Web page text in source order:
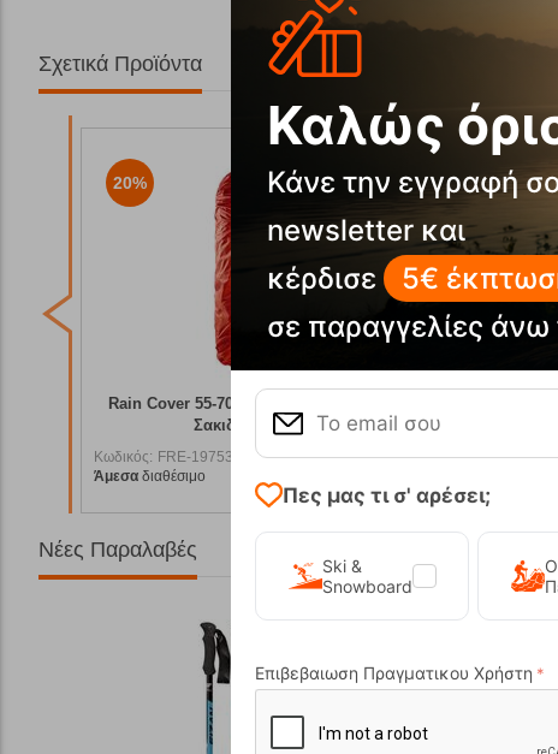
Σχετικά Προϊόντα
20%
Rain Cover 55-70L Red Orange Κάλυμμα
Σακιδίου Tatonka
Κωδικός: FRE-19753
Άμεσα διαθέσιμο
21,00 €
20%
Κωδικός:
Νέες Παραλαβές
Καλώς
Κάνε την εγγραφή
newsletter και
κέρδισε
5€
σε παραγγελίες
Πες μας τι σ' αρέσει;
Ski &
Snowboard
Επιβεβαιωση Πραγματικου Χρήστη